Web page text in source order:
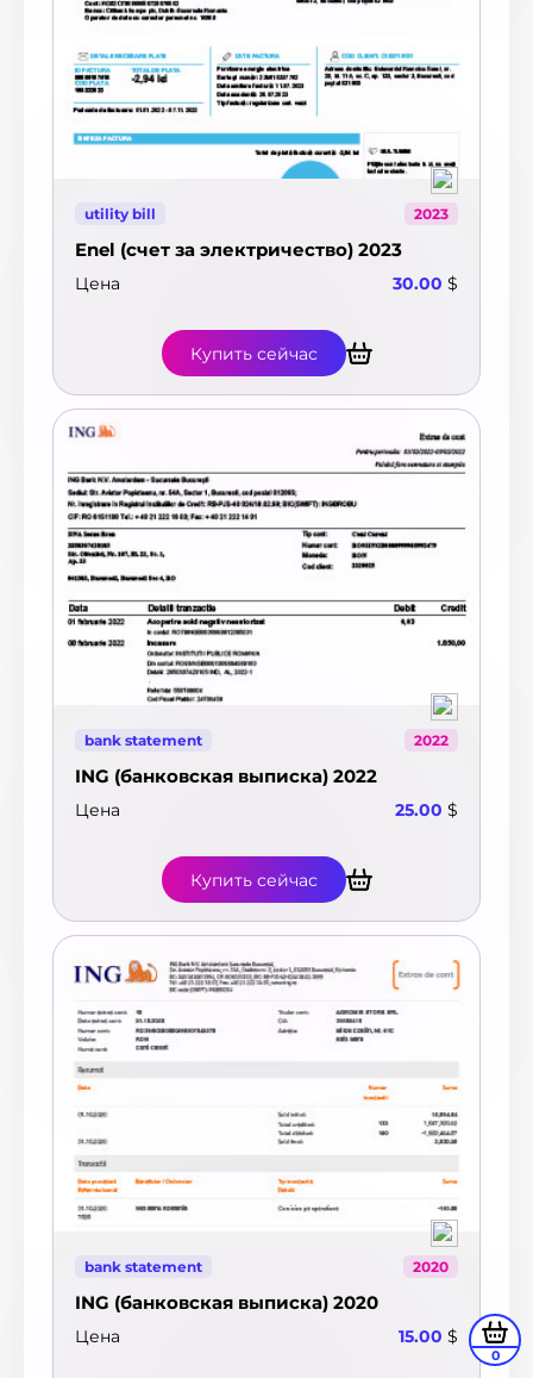
utility bill 2023
Enel (счет за электричество) 2023
Цена 30.00 $
Купить сейчас
bank statement 2022
ING (банковская выписка) 2022
Цена 25.00 $
Купить сейчас
bank statement 2020
ING (банковская выписка) 2020
Цена 15.00 $
0